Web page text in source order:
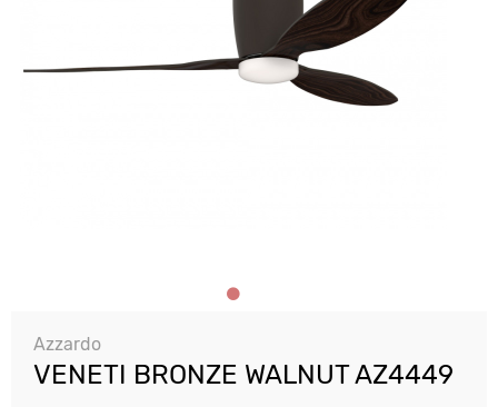
Azzardo
VENETI BRONZE WALNUT AZ4449